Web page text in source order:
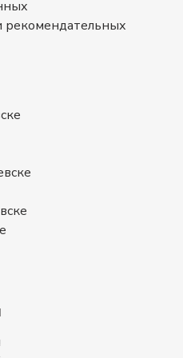
покупателей на
свой отзыв.
магазина в
351-17-74
все интересующие
в категории
город России.
Snapper в
приспособленная для
и соответственно его уборки
профессиональные и